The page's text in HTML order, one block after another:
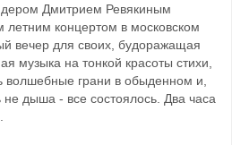
Дмитрием Ревякиным
концертом в московском
вечер для своих, будоражащая
музыка на тонкой красоты стихи,
волшебные грани в обыденном и,
не дыша - все состоялось. Два часа